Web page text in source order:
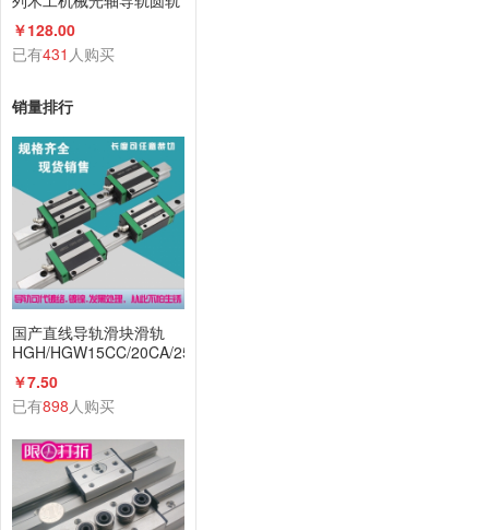
滑台滑轨滑块
￥128.00
已有431 人购买
销量排行
国产直线导轨滑块滑轨
HGH/HGW15CC/20CA/25/30/35/45
线性导轨线轨
￥7.50
已有898人购买